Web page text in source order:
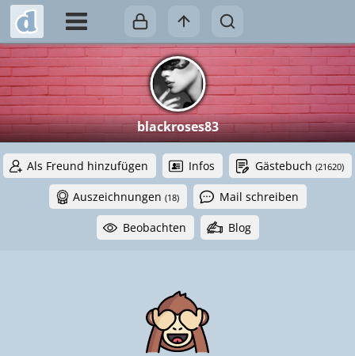
blackroses83
Als Freund hinzufügen Infos Gästebuch (21620)
Auszeichnungen (18) Mail schreiben
Beobachten Blog